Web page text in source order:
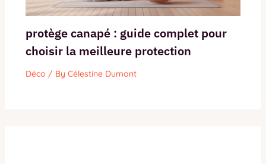
protège canapé : guide complet pour
choisir la meilleure protection
Déco / By Célestine Dumont